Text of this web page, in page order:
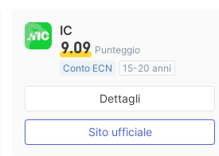
IC
9.09 Punteggio
Conto ECN
15-20 anni
Regolamentato in Australia
Market Making (MM)
Etichetta principale MT4
Dettagli
Sito ufficiale